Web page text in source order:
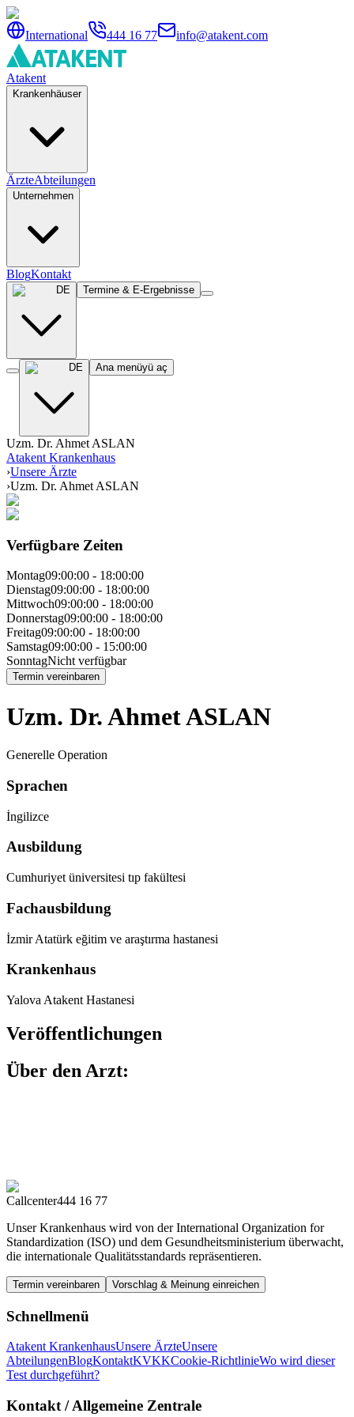
International 444 16 77 info@atakent.com
Atakent
Krankenhäuser
ÄrzteAbteilungen
Unternehmen
BlogKontakt
DE Termine & E-Ergebnisse
DE Ana menüyü aç
Uzm. Dr. Ahmet ASLAN
Atakent Krankenhaus
›Unsere Ärzte
›Uzm. Dr. Ahmet ASLAN
Verfügbare Zeiten
Montag09:00:00 - 18:00:00
Dienstag09:00:00 - 18:00:00
Mittwoch09:00:00 - 18:00:00
Donnerstag09:00:00 - 18:00:00
Freitag09:00:00 - 18:00:00
Samstag09:00:00 - 15:00:00
SonntagNicht verfügbar
Termin vereinbaren
Uzm. Dr. Ahmet ASLAN
Generelle Operation
Sprachen
İngilizce
Ausbildung
Cumhuriyet üniversitesi tıp fakültesi
Fachausbildung
İzmir Atatürk eğitim ve araştırma hastanesi
Krankenhaus
Yalova Atakent Hastanesi
Veröffentlichungen
Über den Arzt:
Callcenter444 16 77
Unser Krankenhaus wird von der International Organization for
Standardization (ISO) und dem Gesundheitsministerium überwacht,
die internationale Qualitätsstandards repräsentieren.
Termin vereinbaren Vorschlag & Meinung einreichen
Schnellmenü
Atakent KrankenhausUnsere ÄrzteUnsere
AbteilungenBlogKontaktKVKKCookie-RichtlinieWo wird dieser
Test durchgeführt?
Kontakt / Allgemeine Zentrale